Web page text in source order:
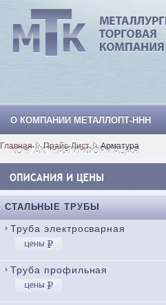
МеталлОпт-ннн:
О КОМПАНИИ МЕТАЛЛОПТ-ННН
КОНТАКТНАЯ ИНФОРМАЦИЯ
Главная Прайс-Лист Арматура
СТАЛЬНЫЕ ТРУБЫ
Труба электросварная
Труба профильная